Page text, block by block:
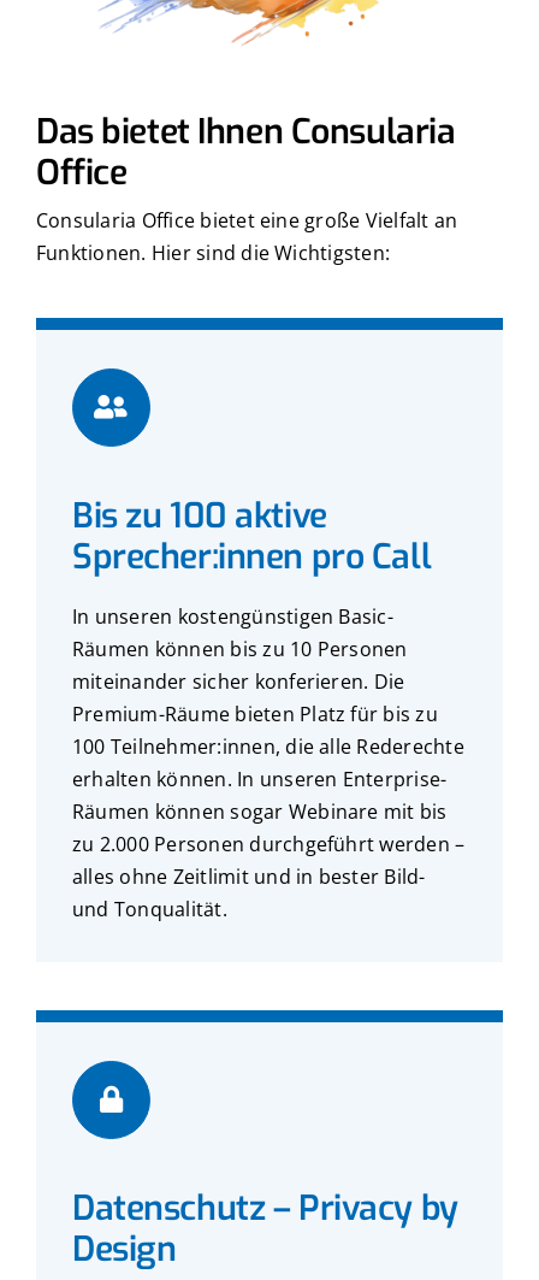
Das bietet Ihnen Consularia
Office
Consularia Office bietet eine große Vielfalt an
Funktionen. Hier sind die Wichtigsten:
Bis zu 100 aktive
Sprecher:innen pro Call
In unseren kostengünstigen Basic-
Räumen können bis zu 10 Personen
miteinander sicher konferieren. Die
Premium-Räume bieten Platz für bis zu
100 Teilnehmer:innen, die alle Rederechte
erhalten können. In unseren Enterprise-
Räumen können sogar Webinare mit bis
zu 2.000 Personen durchgeführt werden –
alles ohne Zeitlimit und in bester Bild-
und Tonqualität.
Datenschutz – Privacy by
Design